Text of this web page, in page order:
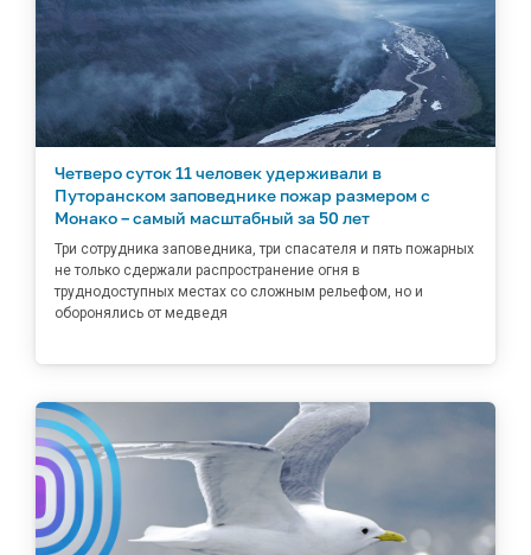
Четверо суток 11 человек удерживали в
Путоранском заповеднике пожар размером с
Монако – самый масштабный за 50 лет
Три сотрудника заповедника, три спасателя и пять пожарных
не только сдержали распространение огня в
труднодоступных местах со сложным рельефом, но и
оборонялись от медведя